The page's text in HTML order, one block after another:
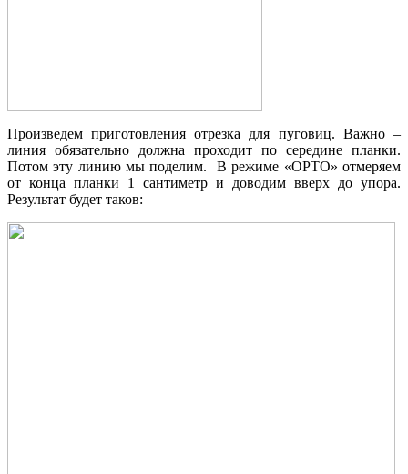
Произведем приготовления отрезка для пуговиц. Важно –
линия обязательно должна проходит по середине планки.
Потом эту линию мы поделим. В режиме «ОРТО» отмеряем
от конца планки 1 сантиметр и доводим вверх до упора.
Результат будет таков: